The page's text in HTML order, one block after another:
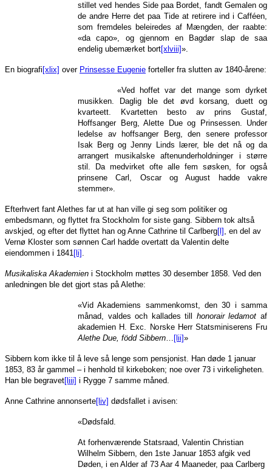
stillet ved hendes Side paa Bordet, fandt Gemalen og
de andre Herre det paa Tide at retirere ind i Cafféen,
som fremdeles beleiredes af Mængden, der raabte:
«da capo», og gjennom en Bagdør slap de saa
endelig ubemærket bort[xlviii]».
En biografi [xlix] over Prinsesse Eugenie forteller fra slutten av 1840-årene:
«Ved hoffet var det mange som dyrket
musikken. Daglig ble det øvd korsang, duett og
kvarteett. Kvartetten besto av prins Gustaf,
Hoffsanger Berg, Alette Due og Prinsessen. Under
ledelse av hoffsanger Berg, den senere professor
Isak Berg og Jenny Linds lærer, ble det nå og da
arrangert musikalske aftenunderholdninger i større
stil. Da medvirket ofte alle fem søsken, for også
prinsene Carl, Oscar og August hadde vakre
stemmer».
Efterhvert fant Alethes far ut at han ville gi seg som politiker og
embedsmann, og flyttet fra Stockholm for siste gang. Sibbern tok altså
avskjed, og efter det flyttet han og Anne Cathrine til Carlberg[l] , en del av
Vernø Kloster som sønnen Carl hadde overtatt da Valentin delte
eiendommen i 1841[li] .
Musikaliska Akademien i Stockholm møttes 30 desember 1858. Ved den
anledningen ble det gjort stas på Alethe:
«Vid Akademiens sammenkomst, den 30 i samma
månad, valdes och kallades till
honorair ledamot af
akademien H. Exc. Norske Herr Statsminiserens Fru
Alethe Due, född Sibbern… [lii]»
Sibbern kom ikke til å leve så lenge som pensjonist. Han døde 1 januar
1853, 83 år gammel – i henhold til kirkeboken; noe over 73 i virkeligheten.
Han ble begravet[liii] i Rygge 7 samme måned.
Anne Cathrine annonserte[liv] dødsfallet i avisen:
«Dødsfald.
At forhenværende Statsraad, Valentin Christian
Wilhelm Sibbern, den 1ste Januar 1853 afgik ved
Døden, i en Alder af 73 Aar 4 Maaneder, paa Carlberg